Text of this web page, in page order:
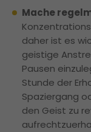
Mache
daher ist es
geistige
Pausen
Stunde der
Spaziergang
den Geist zu